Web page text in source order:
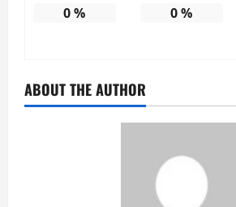
0% 0%
ABOUT THE AUTHOR